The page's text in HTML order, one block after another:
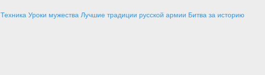
Техника Уроки мужества Лучшие традиции русской армии Битва за историю